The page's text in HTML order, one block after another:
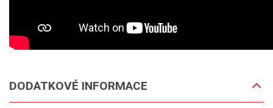
DODATKOVÉ INFORMACE